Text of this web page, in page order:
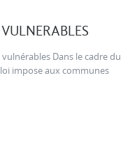
Dans le cadre du
impose aux communes